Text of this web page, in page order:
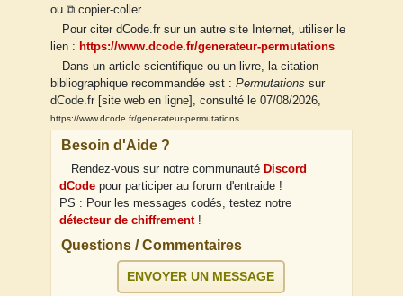
ou ⧉ copier-coller.
Pour citer dCode.fr sur un autre site Internet, utiliser le
lien : https://www.dcode.fr/generateur-permutations
Dans un article scientifique ou un livre, la citation
bibliographique recommandée est : Permutations sur
dCode.fr [site web en ligne], consulté le 07/08/2026,
https://www.dcode.fr/generateur-permutations
Besoin d'Aide ?
Rendez-vous sur notre communauté Discord
dCode pour participer au forum d'entraide !
PS : Pour les messages codés, testez notre
détecteur de chiffrement!
Questions / Commentaires
ENVOYER UN MESSAGE